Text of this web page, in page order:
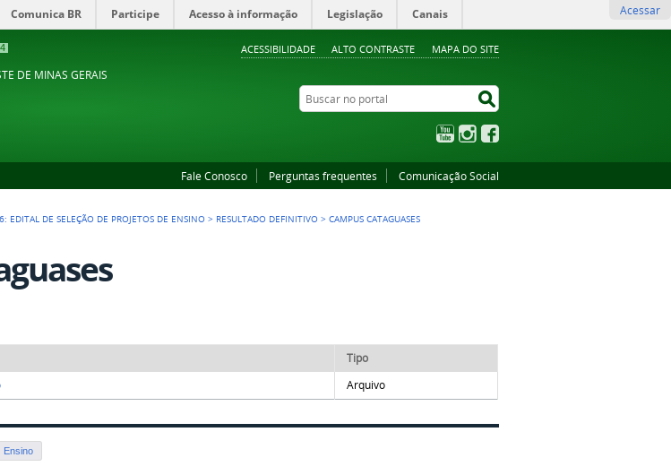
4 ACESSIBILIDADE ALTO CONTRASTE MAPA DO SITE
Comunica BR Participe Acesso à informação Legislação Canais Acessar
DE MINAS GERAIS
Buscar no portal
YouTubeInstagram
Fale Conosco Perguntas frequentes Comunicação Social
EDITAL DE SELEÇÃO DE PROJETOS DE ENSINO > RESULTADO DEFINITIVO >CAMPUS CATAGUASES
Tipo
Arquivo
Ensino